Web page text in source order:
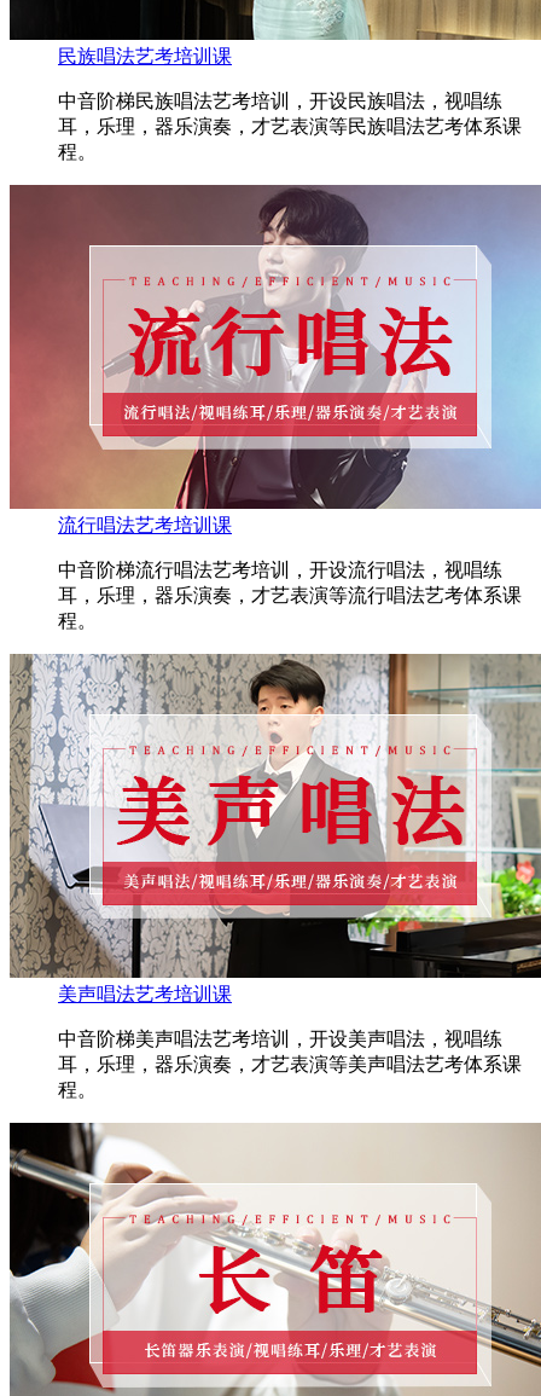
民族唱法艺考培训课
中音阶梯民族唱法艺考培训，开设民族唱法，视唱练
耳，乐理，器乐演奏，才艺表演等民族唱法艺考体系课
程。
流行唱法艺考培训课
中音阶梯流行唱法艺考培训，开设流行唱法，视唱练
耳，乐理，器乐演奏，才艺表演等流行唱法艺考体系课
程。
美声唱法艺考培训课
中音阶梯美声唱法艺考培训，开设美声唱法，视唱练
耳，乐理，器乐演奏，才艺表演等美声唱法艺考体系课
程。